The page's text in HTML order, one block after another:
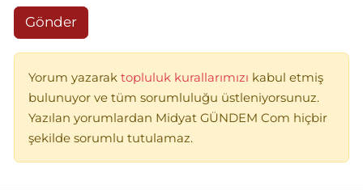
Gönder
Yorum yazarak topluluk kurallarımızı kabul etmiş
bulunuyor ve tüm sorumluluğu üstleniyorsunuz.
Yazılan yorumlardan Midyat GÜNDEM Com hiçbir
şekilde sorumlu tutulamaz.